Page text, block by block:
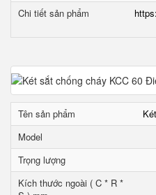
Chi tiết sản phẩm
Tên sản phẩm
Model
Trọng lượng
Kích thước ngoài ( C * R *